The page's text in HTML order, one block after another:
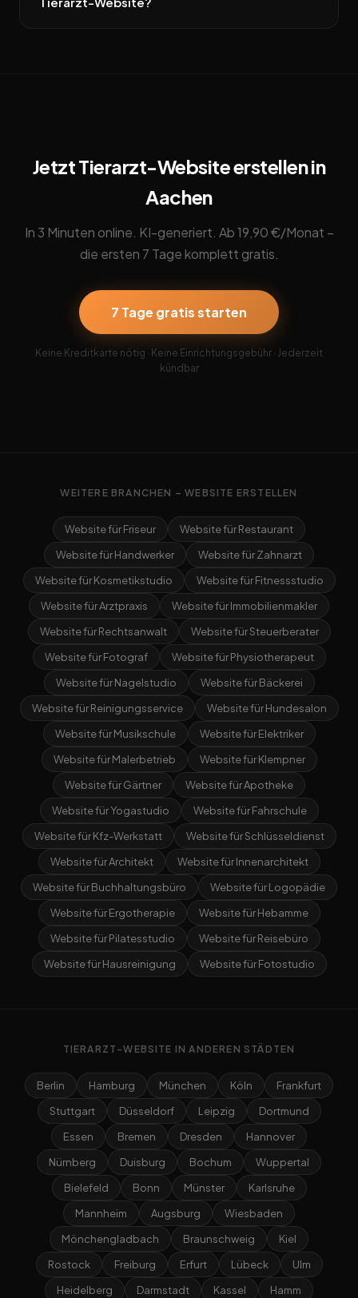
Jetzt Tierarzt-Website erstellen in
Aachen
In 3 Minuten online. KI-generiert. Ab 19,90 €/Monat –
die ersten 7 Tage komplett gratis.
7 Tage gratis starten
Keine Kreditkarte nötig · Keine Einrichtungsgebühr · Jederzeit
kündbar
WEITERE BRANCHEN – WEBSITE ERSTELLEN
Website für Friseur
Website für Restaurant
Website für Handwerker
Website für Zahnarzt
Website für Kosmetikstudio
Website für Fitnessstudio
Website für Arztpraxis
Website für Immobilienmakler
Website für Rechtsanwalt
Website für Steuerberater
Website für Fotograf
Website für Physiotherapeut
Website für Nagelstudio
Website für Bäckerei
Website für Reinigungsservice
Website für Hundesalon
Website für Musikschule
Website für Elektriker
Website für Malerbetrieb
Website für Klempner
Website für Gärtner
Website für Apotheke
Website für Yogastudio
Website für Fahrschule
Website für Kfz-Werkstatt
Website für Schlüsseldienst
Website für Architekt
Website für Innenarchitekt
Website für Buchhaltungsbüro
Website für Logopädie
Website für Ergotherapie
Website für Hebamme
Website für Pilatesstudio
Website für Reisebüro
Website für Hausreinigung
Website für Fotostudio
TIERARZT-WEBSITE IN ANDEREN STÄDTEN
Berlin Hamburg München Köln
Frankfurt
Stuttgart
Düsseldorf Leipzig
Dortmund
Essen
Bremen Dresden
Hannover
Nürnberg
Duisburg Bochum
Wuppertal
Bielefeld
Bonn Münster
Karlsruhe
Mannheim
Augsburg
Wiesbaden
Mönchengladbach
Braunschweig
Kiel
Rostock
Freiburg Erfurt Lübeck
Ulm
Heidelberg
Darmstadt Kassel Hamm